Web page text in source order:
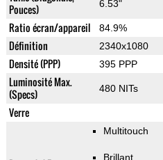
Pouces)
6.53"
Ratio écran/appareil 84.9%
Définition 2340x1080
Densité (PPP) 395 PPP
Luminosité Max.
(Specs)
480 NITs
Verre
Multitouch
Brillant